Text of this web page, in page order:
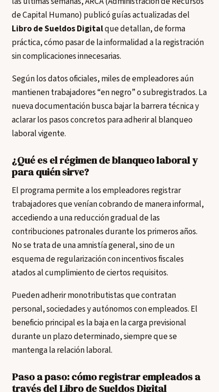
de Capital Humano) publicó guías actualizadas del
Libro de Sueldos Digitalque detallan, de forma
práctica, cómo pasar de la informalidad a la registración
sin complicaciones innecesarias.
Según los datos oficiales, miles de empleadores aún
mantienen trabajadores “en negro” o subregistrados. La
nueva documentación busca bajar la barrera técnica y
aclarar los pasos concretos para adherir al blanqueo
laboral vigente.
¿Qué es el régimen de blanqueo laboral y
para quién sirve?
El programa permite a los empleadores registrar
trabajadores que venían cobrando de manera informal,
accediendo a una reducción gradual de las
contribuciones patronales durante los primeros años.
No se trata de una amnistía general, sino de un
esquema de regularización con incentivos fiscales
atados al cumplimiento de ciertos requisitos.
Pueden adherir monotributistas que contratan
personal, sociedades y autónomos con empleados. El
beneficio principal es la baja en la carga previsional
durante un plazo determinado, siempre que se
mantenga la relación laboral.
Paso a paso: cómo registrar empleados a
través del Libro de Sueldos Digital